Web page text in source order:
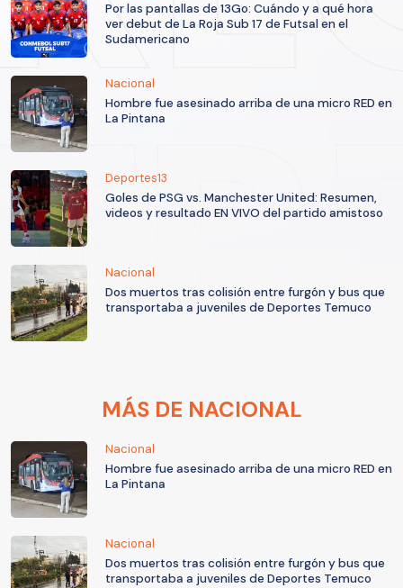
Por las pantallas de 13Go: Cuándo y a qué hora
ver debut de La Roja Sub 17 de Futsal en el
Sudamericano
Nacional
Hombre fue asesinado arriba de una micro RED en
La Pintana
Deportes13
Goles de PSG vs. Manchester United: Resumen,
videos y resultado EN VIVO del partido amistoso
Nacional
Dos muertos tras colisión entre furgón y bus que
transportaba a juveniles de Deportes Temuco
MÁS DE NACIONAL
Nacional
Hombre fue asesinado arriba de una micro RED en
La Pintana
Nacional
Dos muertos tras colisión entre furgón y bus que
transportaba a juveniles de Deportes Temuco